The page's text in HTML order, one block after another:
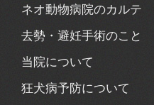
ネオ動物病院のカルテ
去勢・避妊手術のこと
当院について
狂犬病予防について